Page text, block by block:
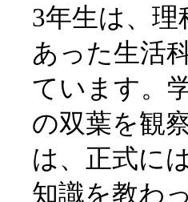
3年生は、
あった生活
ています。
の双葉を観
は、正式に
知識を教わ